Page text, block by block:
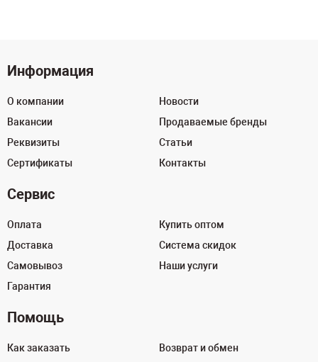
Информация
О компании
Вакансии
Реквизиты
Сертификаты
Новости
Продаваемые бренды
Статьи
Контакты
Сервис
Оплата
Доставка
Самовывоз
Гарантия
Купить оптом
Система скидок
Наши услуги
Помощь
Как заказать
Возврат и обмен